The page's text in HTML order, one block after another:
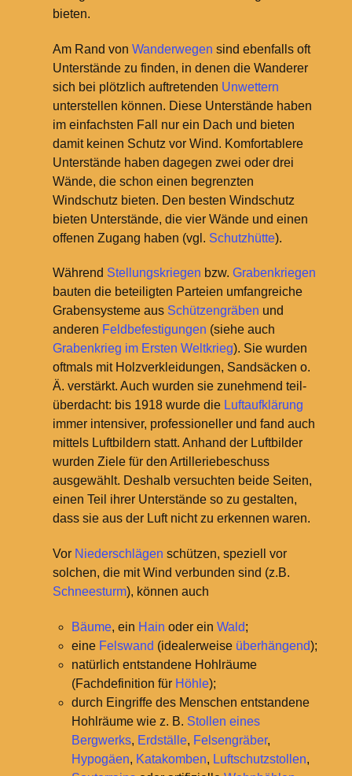
bieten.
Am Rand von Wanderwegen sind ebenfalls oft
Unterstände zu finden, in denen die Wanderer
sich bei plötzlich auftretenden Unwettern
unterstellen können. Diese Unterstände haben
im einfachsten Fall nur ein Dach und bieten
damit keinen Schutz vor Wind. Komfortablere
Unterstände haben dagegen zwei oder drei
Wände, die schon einen begrenzten
Windschutz bieten. Den besten Windschutz
bieten Unterstände, die vier Wände und einen
offenen Zugang haben (vgl. Schutzhütte).
Während Stellungskriegen bzw. Grabenkriegen
bauten die beteiligten Parteien umfangreiche
Grabensysteme aus Schützengräben und
anderen Feldbefestigungen (siehe auch
Grabenkrieg im Ersten Weltkrieg). Sie wurden
oftmals mit Holzverkleidungen, Sandsäcken o.
Ä. verstärkt. Auch wurden sie zunehmend teil-
überdacht: bis 1918 wurde die Luftaufklärung
immer intensiver, professioneller und fand auch
mittels Luftbildern statt. Anhand der Luftbilder
wurden Ziele für den Artilleriebeschuss
ausgewählt. Deshalb versuchten beide Seiten,
einen Teil ihrer Unterstände so zu gestalten,
dass sie aus der Luft nicht zu erkennen waren.
Vor Niederschlägen schützen, speziell vor
solchen, die mit Wind verbunden sind (z.B.
Schneesturm), können auch
Bäume, ein Hain oder ein Wald;
eine Felswand (idealerweise überhängend);
natürlich entstandene Hohlräume
(Fachdefinition für Höhle);
durch Eingriffe des Menschen entstandene
Hohlräume wie z. B. Stollen eines
Bergwerks, Erdställe, Felsengräber,
Hypogäen, Katakomben, Luftschutzstollen,